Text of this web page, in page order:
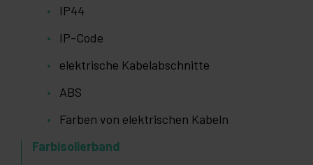
IP44
IP-Code
elektrische Kabelabschnitte
ABS
Farben von elektrischen Kabeln
Farbisolierband